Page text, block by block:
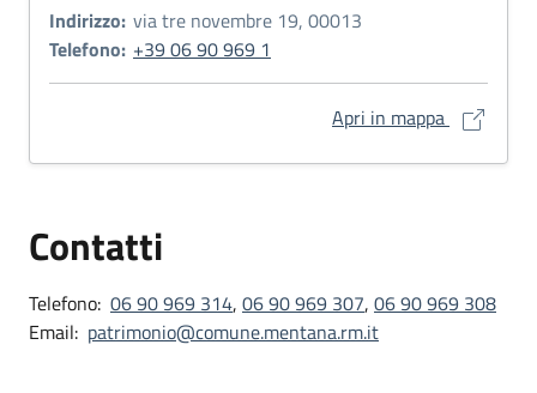
Indirizzo: via tre novembre 19, 00013
Telefono: +39 06 90 969 1
Apri in mappa Via Tre
Contatti
Telefono: 06 90 969 314, 06 90 969 307, 06 90 969 308
Email: patrimonio@comune.mentana.rm.it